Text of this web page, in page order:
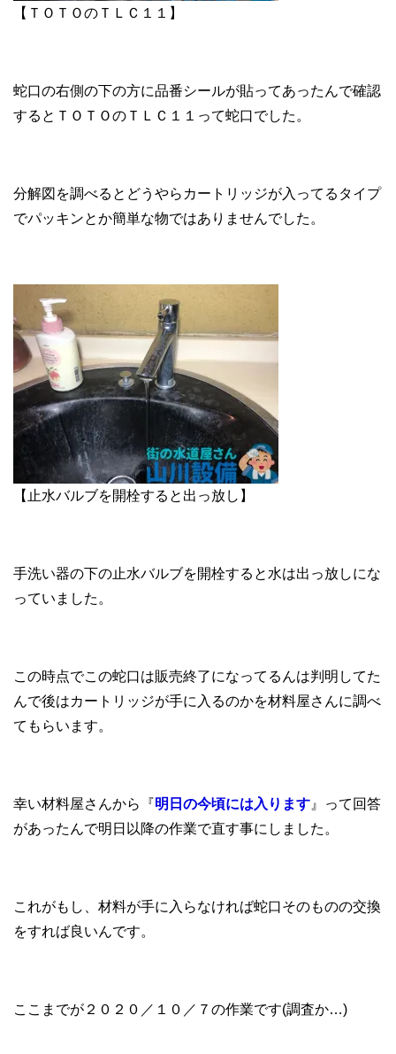
【ＴＯＴＯのＴＬＣ１１】
蛇口の右側の下の方に品番シールが貼ってあったんで確認
するとＴＯＴＯのＴＬＣ１１って蛇口でした。
分解図を調べるとどうやらカートリッジが入ってるタイプ
でパッキンとか簡単な物ではありませんでした。
【止水バルブを開栓すると出っ放し】
手洗い器の下の止水バルブを開栓すると水は出っ放しにな
っていました。
この時点でこの蛇口は販売終了になってるんは判明してた
んで後はカートリッジが手に入るのかを材料屋さんに調べ
てもらいます。
幸い材料屋さんから『明日の今頃には入ります 』って回答
があったんで明日以降の作業で直す事にしました。
これがもし、材料が手に入らなければ蛇口そのものの交換
をすれば良いんです。
ここまでが２０２０／１０／７の作業です(調査か…)